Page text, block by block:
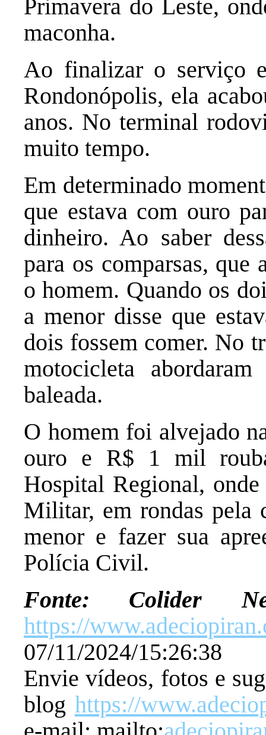
Primavera do Leste,
maconha.
Ao finalizar o serviço
Rondonópolis, ela
anos. No terminal
muito tempo.
Em determinado
que estava com ouro
dinheiro. Ao saber
para os comparsas, que
o homem. Quando os
a menor disse que
dois fossem comer. No
motocicleta
baleada.
O homem foi alvejado
ouro e R$ 1 mil
Hospital Regional,
Militar, em rondas pela
menor e fazer sua
Polícia Civil.
Fonte: Colider
https://
07/11/2024/15:26:38
Envie vídeos, fotos e
blog https://